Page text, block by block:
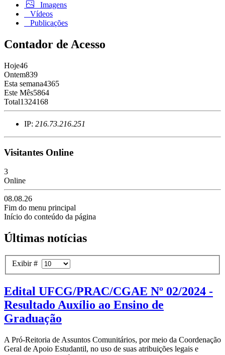
Imagens
Vídeos
Publicações
Contador de Acesso
Hoje46
Ontem839
Esta semana4365
Este Mês5864
Total1324168
IP: 216.73.216.251
Visitantes Online
3
Online
08.08.26
Fim do menu principal
Início do conteúdo da página
Últimas notícias
Exibir #
Edital UFCG/PRAC/CGAE Nº 02/2024 -
Resultado Auxílio ao Ensino de
Graduação
A Pró-Reitoria de Assuntos Comunitários, por meio da Coordenação
Geral de Apoio Estudantil, no uso de suas atribuições legais e